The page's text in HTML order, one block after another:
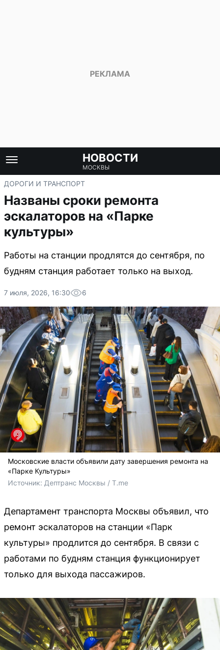
НОВОСТИ
МОСКВЫ
ДОРОГИ И ТРАНСПОРТ
Названы сроки ремонта
эскалаторов на «Парке
культуры»
Работы на станции продлятся до сентября, по
будням станция работает только на выход.
7 июля, 2026, 16:30 6
Московские власти объявили дату завершения ремонта на
«Парке Культуры»
Источник: Дептранс Москвы / T.me
Департамент транспорта Москвы объявил, что
ремонт эскалаторов на станции «Парк
культуры» продлится до сентября. В связи с
работами по будням станция функционирует
только для выхода пассажиров.